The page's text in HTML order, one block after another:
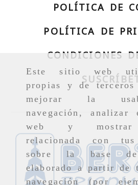
Este sitio web
propias y de terceros
mejorar la
navegación,
web y mostrar
relacionada con tus
sobre la base
elaborado a partir de
navegación (por
POLÍTICA DE
POLÍTICA DE
CONDICIONES